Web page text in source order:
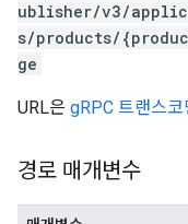
ublisher/v3/
s/products/
ge
URL은 gRPC 트랜스코
경로 매개변수